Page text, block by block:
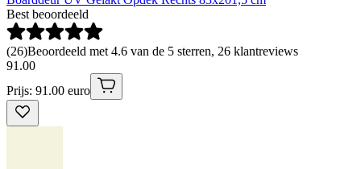
Best beoordeeld
(26)Beoordeeld met 4.6 van de 5 sterren, 26 klantreviews
91 .00
Prijs: 91.00 euro